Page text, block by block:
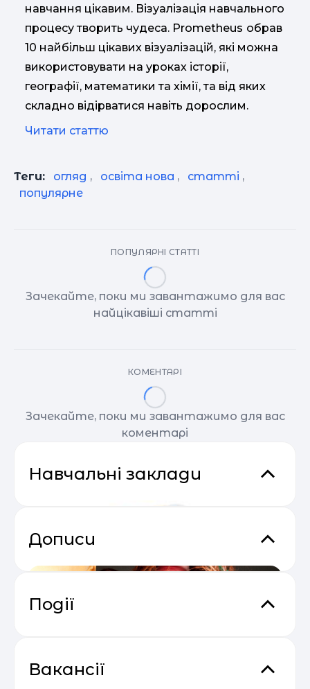
навчання цікавим. Візуалізація навчального
процесу творить чудеса. Prometheus обрав
10 найбільш цікавих візуалізацій, які можна
використовувати на уроках історії,
географії, математики та хімії, та від яких
складно відірватися навіть дорослим.
Читати статтю
Теги: огляд , освіта нова , статті ,
популярне
ПОПУЛЯРНІ СТАТТІ
Зачекайте, поки ми завантажимо для вас
найцікавіші статті
КОМЕНТАРІ
Зачекайте, поки ми завантажимо для вас
коментарі
Навчальні заклади
Дописи
Події
“Святковий Email Boost”
Вакансії